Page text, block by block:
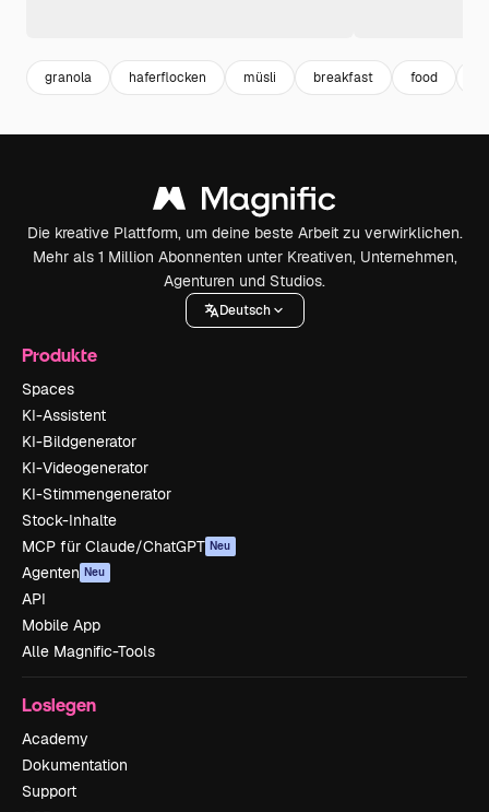
granola haferflocken müsli breakfast food
Die kreative Plattform, um deine beste Arbeit zu verwirklichen.
Mehr als 1 Million Abonnenten unter Kreativen, Unternehmen,
Agenturen und Studios.
Deutsch
Produkte
Spaces
KI-Assistent
KI-Bildgenerator
KI-Videogenerator
KI-Stimmengenerator
Stock-Inhalte
MCP für Claude/ChatGPT Neu
Agenten Neu
API
Mobile App
Alle Magnific-Tools
Loslegen
Academy
Dokumentation
Support